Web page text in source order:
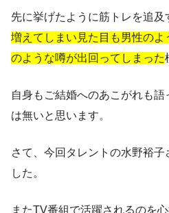
先に挙げたように筋トレを追及
増えてしまい見た目も男性の
のような噂が出回ってしまった
自身もご結婚へのあこがれも
は無いと思います。
さて、今回タレントの水野裕子
した。
またTV番組で活躍されるのを